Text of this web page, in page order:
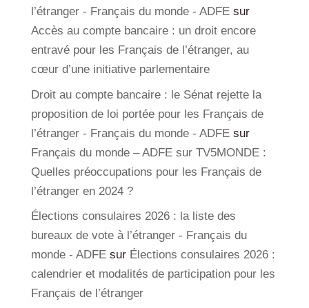
l’étranger - Français du monde - ADFEsur
Accès au compte bancaire : un droit encore
entravé pour les Français de l’étranger, au
cœur d’une initiative parlementaire
Droit au compte bancaire : le Sénat rejette la
proposition de loi portée pour les Français de
l’étranger - Français du monde - ADFEsur
Français du monde – ADFE sur TV5MONDE :
Quelles préoccupations pour les Français de
l’étranger en 2024 ?
Élections consulaires 2026 : la liste des
bureaux de vote à l’étranger - Français du
monde - ADFEsur Élections consulaires 2026 :
calendrier et modalités de participation pour les
Français de l’étranger